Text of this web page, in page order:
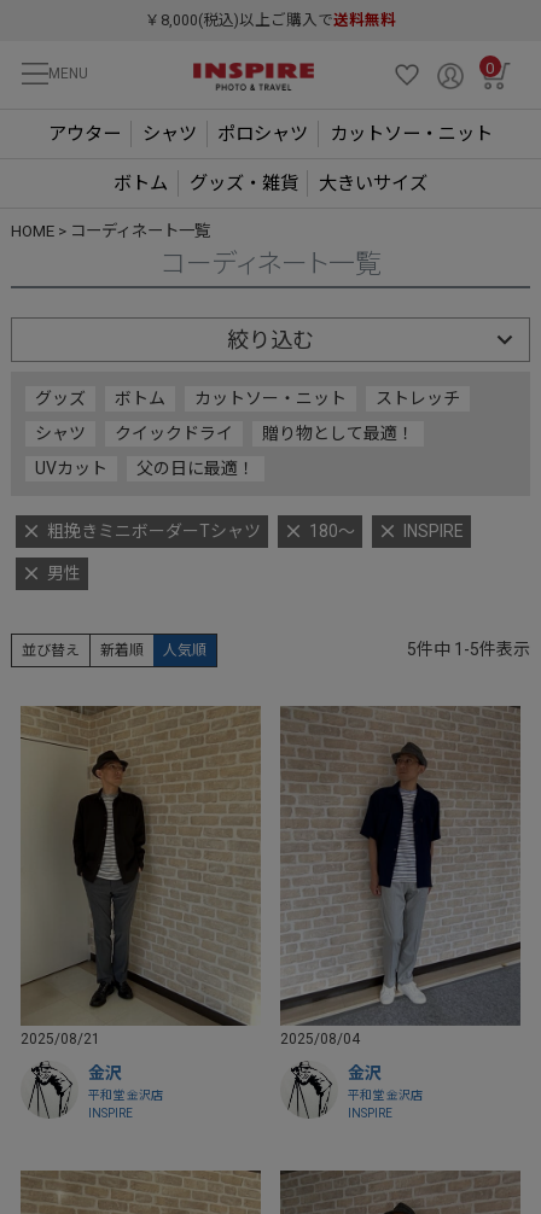
￥8,000(税込)以上ご購入で送料無料
MENU 0
アウター シャツ ポロシャツ カットソー・ニット
ボトム グッズ・雑貨 大きいサイズ
HOME コーディネート一覧
コーディネート一覧
絞り込む
グッズ ボトム カットソー・ニット
ストレッチ
シャツ
クイックドライ
贈り物として最適！
UVカット
父の日に最適！
粗挽きミニボーダーTシャツ 180～ INSPIRE
男性
並び替え 新着順 人気順 5件中 1 -5件表示
2025/08/21
金沢
平和堂 金沢店
INSPIRE
2025/08/04
金沢
平和堂 金沢店
INSPIRE